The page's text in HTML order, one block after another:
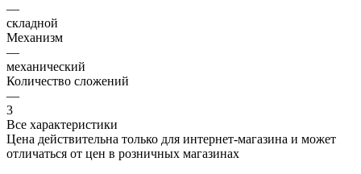
—
складной
Механизм
—
механический
Количество сложений
—
3
Все характеристики
Цена действительна только для интернет-магазина и может
отличаться от цен в розничных магазинах